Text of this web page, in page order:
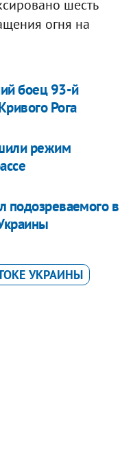
шесть
огня на
боец 93-й
Рога
режим
подозреваемого в
УКРАИНЫ